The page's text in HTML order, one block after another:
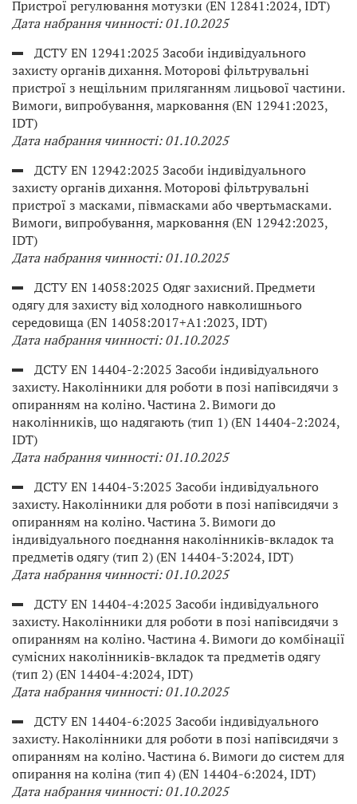
Пристрої регулювання мотузки (EN 12841:2024, IDT)
Дата набрання чинності: 01.10.2025
ДСТУ EN 12941:2025 Засоби індивідуального
захисту органів дихання. Моторові фільтрувальні
пристрої з нещільним приляганням лицьової частини.
Вимоги, випробування, марковання (EN 12941:2023,
IDT)
Дата набрання чинності: 01.10.2025
ДСТУ EN 12942:2025 Засоби індивідуального
захисту органів дихання. Моторові фільтрувальні
пристрої з масками, півмасками або чвертьмасками.
Вимоги, випробування, марковання (EN 12942:2023,
IDT)
Дата набрання чинності: 01.10.2025
ДСТУ EN 14058:2025 Одяг захисний. Предмети
одягу для захисту від холодного навколишнього
середовища (EN 14058:2017+A1:2023, IDT)
Дата набрання чинності: 01.10.2025
ДСТУ EN 14404-2:2025 Засоби індивідуального
захисту. Наколінники для роботи в позі напівсидячи з
опиранням на коліно. Частина 2. Вимоги до
наколінників, що надягають (тип 1) (EN 14404-2:2024,
IDT)
Дата набрання чинності: 01.10.2025
ДСТУ EN 14404-3:2025 Засоби індивідуального
захисту. Наколінники для роботи в позі напівсидячи з
опиранням на коліно. Частина 3. Вимоги до
індивідуального поєднання наколінників-вкладок та
предметів одягу (тип 2) (EN 14404-3:2024, IDT)
Дата набрання чинності: 01.10.2025
ДСТУ EN 14404-4:2025 Засоби індивідуального
захисту. Наколінники для роботи в позі напівсидячи з
опиранням на коліно. Частина 4. Вимоги до комбінації
сумісних наколінників-вкладок та предметів одягу
(тип 2) (EN 14404-4:2024, IDT)
Дата набрання чинності: 01.10.2025
ДСТУ EN 14404-6:2025 Засоби індивідуального
захисту. Наколінники для роботи в позі напівсидячи з
опиранням на коліно. Частина 6. Вимоги до систем для
опирання на коліна (тип 4) (EN 14404-6:2024, IDT)
Дата набрання чинності: 01.10.2025